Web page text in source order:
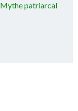
Mythe patriarcal